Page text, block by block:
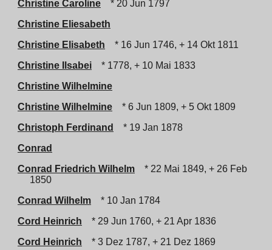
Christine Caroline
* 20 Jun 1797
Christine Eliesabeth
Christine Elisabeth
* 16 Jun 1746, + 14 Okt 1811
Christine Ilsabei
* 1778, + 10 Mai 1833
Christine Wilhelmine
Christine Wilhelmine
* 6 Jun 1809, + 5 Okt 1809
Christoph Ferdinand
* 19 Jan 1878
Conrad
Conrad Friedrich Wilhelm
* 22 Mai 1849, + 26 Feb
1850
Conrad Wilhelm
* 10 Jan 1784
Cord Heinrich
* 29 Jun 1760, + 21 Apr 1836
Cord Heinrich
* 3 Dez 1787, + 21 Dez 1869